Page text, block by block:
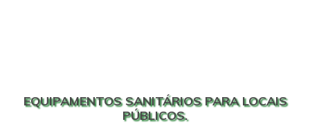
EQUIPAMENTOS SANITÁRIOS PARA LOCAIS
PÚBLICOS.